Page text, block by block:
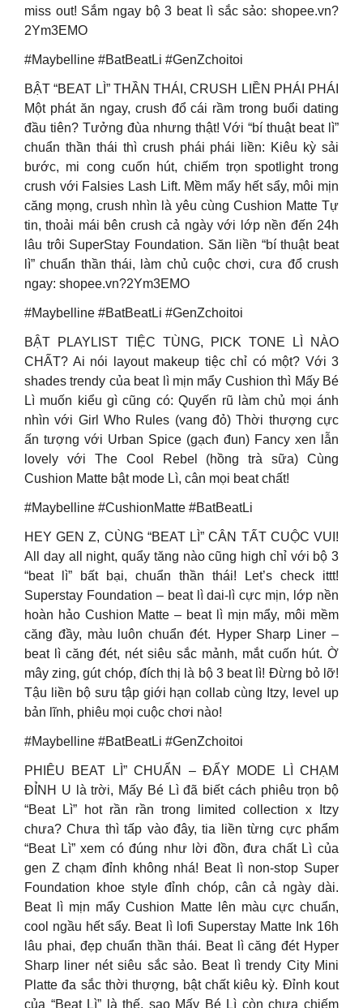
miss out! Sắm ngay bộ 3 beat lì sắc sảo: shopee.vn?
2Ym3EMO
#Maybelline #BatBeatLi #GenZchoitoi
BẬT “BEAT LÌ” THẦN THÁI, CRUSH LIỀN PHÁI PHÁI
Một phát ăn ngay, crush đổ cái rầm trong buổi dating
đầu tiên? Tưởng đùa nhưng thật! Với “bí thuật beat lì”
chuẩn thần thái thì crush phái phái liền: Kiêu kỳ sải
bước, mi cong cuốn hút, chiếm trọn spotlight trong
crush với Falsies Lash Lift. Mềm mẩy hết sẩy, môi mịn
căng mọng, crush nhìn là yêu cùng Cushion Matte Tự
tin, thoải mái bên crush cả ngày với lớp nền đến 24h
lâu trôi SuperStay Foundation. Săn liền “bí thuật beat
lì” chuẩn thần thái, làm chủ cuộc chơi, cưa đổ crush
ngay: shopee.vn?2Ym3EMO
#Maybelline #BatBeatLi #GenZchoitoi
BẬT PLAYLIST TIỆC TÙNG, PICK TONE LÌ NÀO
CHẤT? Ai nói layout makeup tiệc chỉ có một? Với 3
shades trendy của beat lì mịn mẩy Cushion thì Mấy Bé
Lì muốn kiểu gì cũng có: Quyến rũ làm chủ mọi ánh
nhìn với Girl Who Rules (vang đỏ) Thời thượng cực
ấn tượng với Urban Spice (gạch đun) Fancy xen lẫn
lovely với The Cool Rebel (hồng trà sữa) Cùng
Cushion Matte bật mode Lì, cân mọi beat chất!
#Maybelline #CushionMatte #BatBeatLi
HEY GEN Z, CÙNG “BEAT LÌ” CÂN TẤT CUỘC VUI!
All day all night, quẩy tăng nào cũng high chỉ với bộ 3
“beat lì” bất bại, chuẩn thần thái! Let’s check ittt!
Superstay Foundation – beat lì dai-lì cực mịn, lớp nền
hoàn hảo Cushion Matte – beat lì mịn mẩy, môi mềm
căng đầy, màu luôn chuẩn đét. Hyper Sharp Liner –
beat lì căng đét, nét siêu sắc mảnh, mắt cuốn hút. Ờ
mây zing, gút chóp, đích thị là bộ 3 beat lì! Đừng bỏ lỡ!
Tậu liền bộ sưu tập giới hạn collab cùng Itzy, level up
bản lĩnh, phiêu mọi cuộc chơi nào!
#Maybelline #BatBeatLi #GenZchoitoi
PHIÊU BEAT LÌ” CHUẨN – ĐẨY MODE LÌ CHẠM
ĐỈNH U là trời, Mấy Bé Lì đã biết cách phiêu trọn bộ
“Beat Lì” hot rần rần trong limited collection x Itzy
chưa? Chưa thì tấp vào đây, tia liền từng cực phẩm
“Beat Lì” xem có đúng như lời đồn, đưa chất Lì của
gen Z chạm đỉnh không nhá! Beat lì non-stop Super
Foundation khoe style đỉnh chóp, cân cả ngày dài.
Beat lì mịn mẩy Cushion Matte lên màu cực chuẩn,
cool ngầu hết sẩy. Beat lì lofi Superstay Matte Ink 16h
lâu phai, đẹp chuẩn thần thái. Beat lì căng đét Hyper
Sharp liner nét siêu sắc sảo. Beat lì trendy City Mini
Platte đa sắc thời thượng, bật chất kiêu kỳ. Đỉnh kout
của “Beat Lì” là thế, sao Mấy Bé Lì còn chưa chiếm